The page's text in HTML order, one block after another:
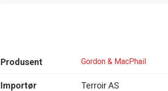
Produsent Gordon & MacPhail
Importør Terroir AS